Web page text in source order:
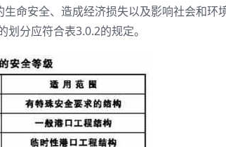
命安全、造成经济损失以及影响社会和环
分应符合表3.0.2的规定。